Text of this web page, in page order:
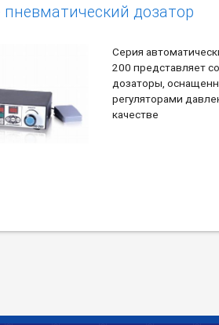
пневматический дозатор
Серия
200 представляет
дозаторы,
регуляторами
качестве